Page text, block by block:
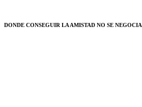
DONDE CONSEGUIR LA AMISTAD NO SE NEGOCIA